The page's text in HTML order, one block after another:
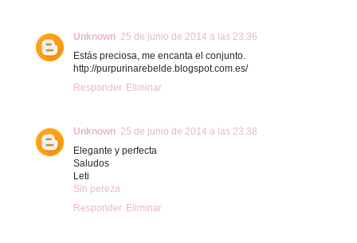
Unknown 25 de junio de 2014 a las 23:36
Estás preciosa, me encanta el conjunto.
http://purpurinarebelde.blogspot.com.es/
Responder Eliminar
Unknown 25 de junio de 2014 a las 23:38
Elegante y perfecta
Saludos
Leti
Sin pereza
Responder Eliminar